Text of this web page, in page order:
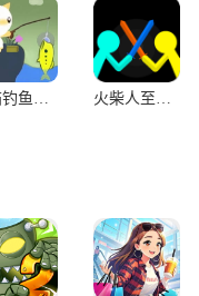
小猫钓鱼汉化版(辅助菜单) 火柴人至高对决(辅助菜单)